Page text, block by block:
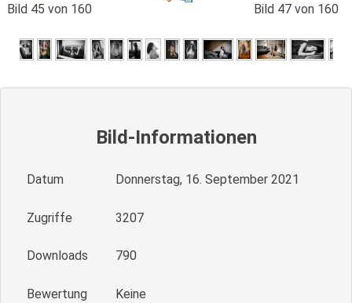
Bild 45 von 160
Bild 47 von 160
Bild-Informationen
Datum Donnerstag, 16. September 2021
Zugriffe 3207
Downloads 790
Bewertung Keine